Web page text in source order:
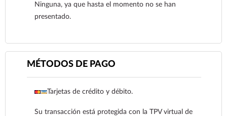
Ninguna, ya que hasta el momento no se han
presentado.
MÉTODOS DE PAGO
Tarjetas de crédito y débito.
Su transacción está protegida con la TPV virtual de